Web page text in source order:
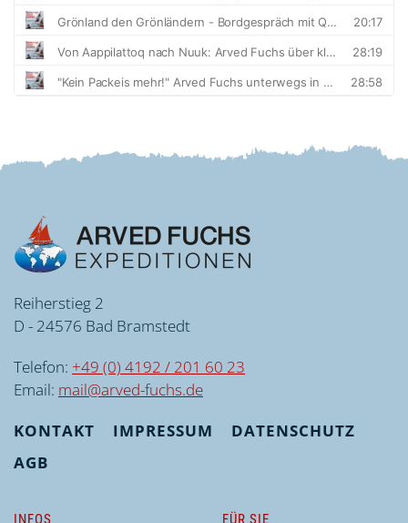
Reiherstieg 2
D - 24576 Bad Bramstedt
Telefon: +49 (0) 4192 / 201 60 23
Email: mail@arved-fuchs.de
KONTAKT
IMPRESSUM
DATENSCHUTZ
AGB
INFOS FÜR SIE